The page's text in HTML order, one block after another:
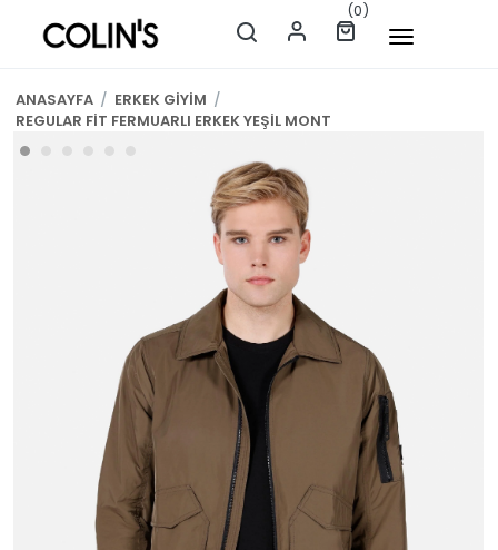
(0)
ANASAYFA / ERKEK GİYİM /
REGULAR FİT FERMUARLI ERKEK YEŞİL MONT